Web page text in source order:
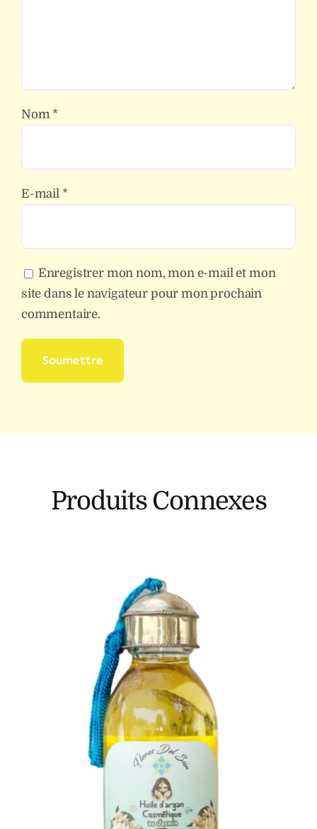
Nom *
E-mail *
Enregistrer mon nom, mon e-mail et mon
site dans le navigateur pour mon prochain
commentaire.
Produits Connexes